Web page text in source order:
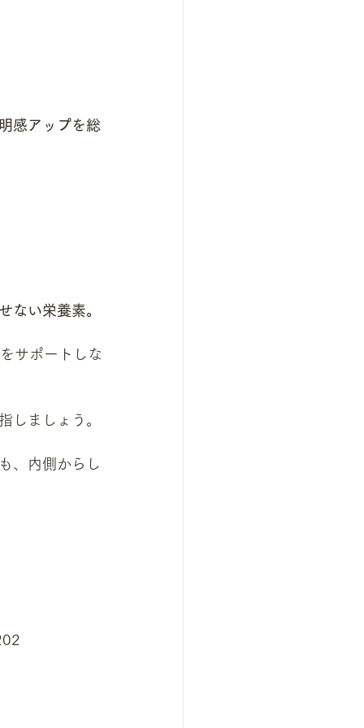
感アップを総
ない栄養素。
サポートしな
しましょう。
、内側からし